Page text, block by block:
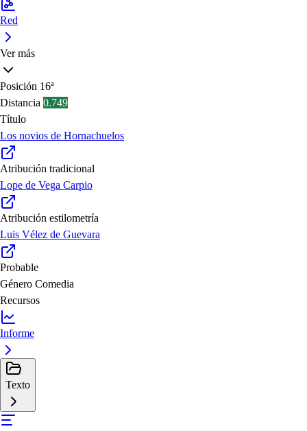
Red
Ver más
Posición 16ª
Distancia 0.749
Título
Los novios de Hornachuelos
Atribución tradicional
Lope de Vega Carpio
Atribución estilometría
Luis Vélez de Guevara
Probable
Género Comedia
Recursos
Informe
Texto